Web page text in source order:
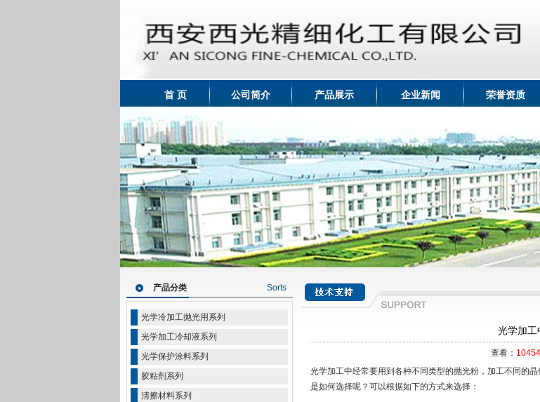
首 页 公司简介 产品展示 企业新闻 荣誉资质
产品分类 Sorts
光学冷加工抛光用系列
光学加工冷却液系列
光学保护涂料系列
胶粘剂系列
清擦材料系列
光学加工
查看： 10454
光学加工中经常要用到各种不同类型的抛光粉，加工不同的
是如何选择呢？可以根据如下的方式来选择：